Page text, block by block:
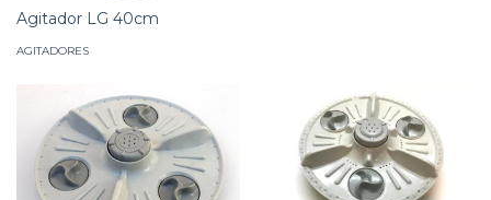
Agitador LG 40cm
AGITADORES